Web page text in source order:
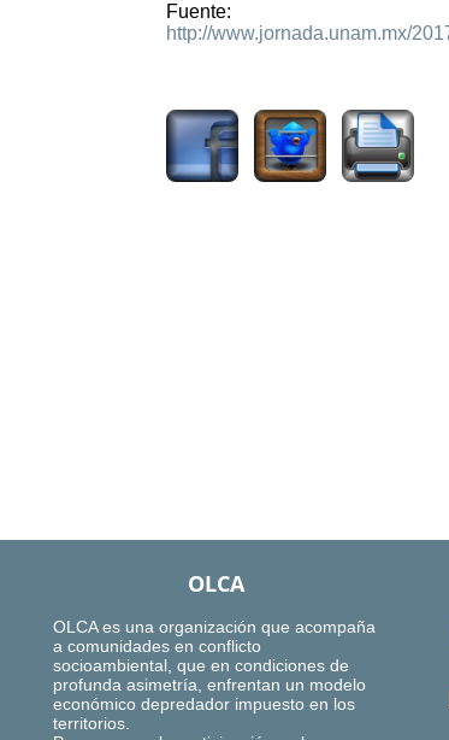
Fuente:
http://www.jornada.unam.mx/
OLCA
OLCA es una organización que acompaña
a comunidades en conflicto
socioambiental, que en condiciones de
profunda asimetría, enfrentan un modelo
económico depredador impuesto en los
territorios.